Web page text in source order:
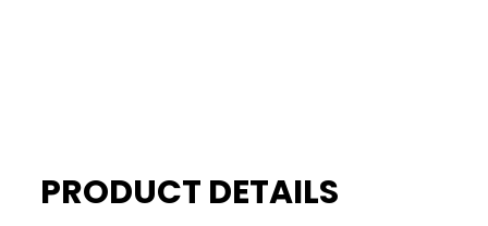
PRODUCT DETAILS